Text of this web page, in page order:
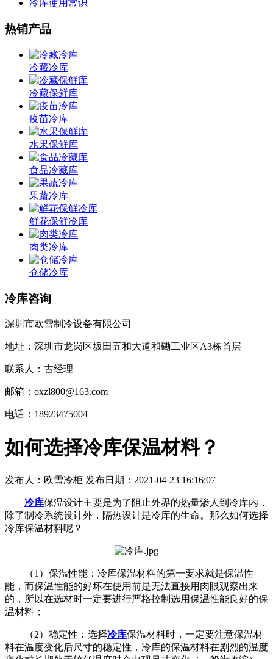
冷库使用常识
热销产品
冷藏冷库
冷藏保鲜库
疫苗冷库
水果保鲜库
食品冷藏库
果蔬冷库
鲜花保鲜冷库
肉类冷库
仓储冷库
冷库咨询
深圳市欧雪制冷设备有限公司
地址：深圳市龙岗区坂田五和大道和磡工业区A3栋首层
联系人：古经理
邮箱：oxzl800@163.com
电话：18923475004
如何选择冷库保温材料？
发布人： 欧雪冷柜 发布日期： 2021-04-23 16:16:07
冷库保温设计主要是为了阻止外界的热量渗人到冷库内，
除了制冷系统设计外，隔热设计是冷库的生命。那么如何选择
冷库保温材料呢？
（1）保温性能：冷库保温材料的第一要求就是保温性
能，而保温性能的好坏在使用前是无法直接用肉眼观察出来
的，所以在选材时一定要进行严格控制选用保温性能良好的保
温材料；
（2）稳定性：选择冷库保温材料时，一定要注意保温材
料在温度变化后尺寸的稳定性，冷库的保温材料在剧烈的温度